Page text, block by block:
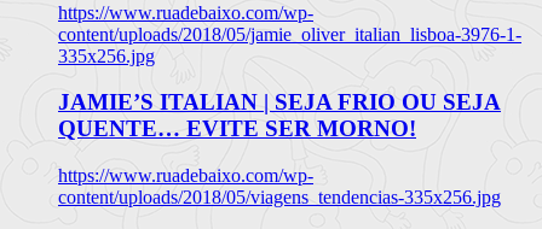
https://www.ruadebaixo.com/wp-
content/uploads/2018/05/jamie_oliver_italian_lisboa-3976-1-
335x256.jpg
JAMIE’S ITALIAN | SEJA FRIO OU SEJA
QUENTE… EVITE SER MORNO!
https://www.ruadebaixo.com/wp-
content/uploads/2018/05/viagens_tendencias-335x256.jpg